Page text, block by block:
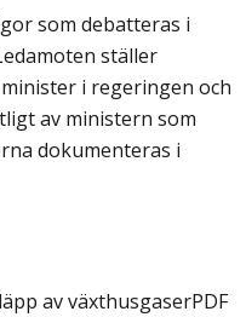
som debatteras i
ställer
i regeringen och
av ministern som
dokumenteras i
av växthusgaserPDF